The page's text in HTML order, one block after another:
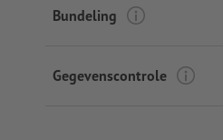
Bundeling
Gegevenscontrole